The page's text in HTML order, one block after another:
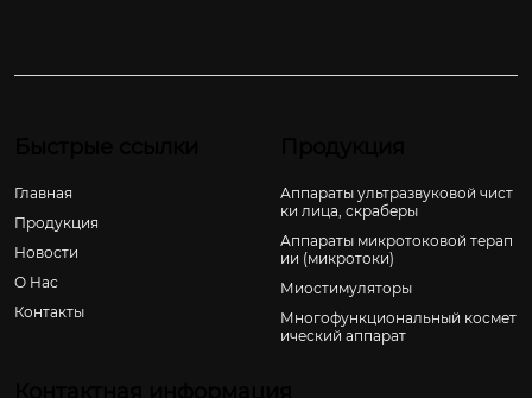
Главная
Продукция
Новости
О Hас
Контакты
Аппараты ультразвуковой чист
ки лица, скраберы
Аппараты микротоковой терап
ии (микротоки)
Миостимуляторы
Многофункциональный космет
ический аппарат